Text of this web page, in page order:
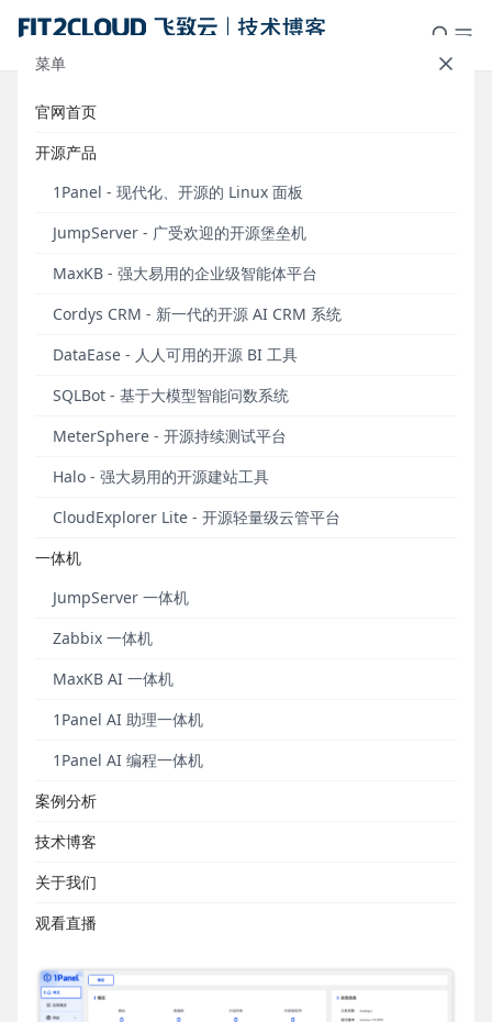
菜单
官网首页
开源产品
1Panel - 现代化、开源的 Linux 面板
JumpServer - 广受欢迎的开源堡垒机
MaxKB - 强大易用的企业级智能体平台
Cordys CRM - 新一代的开源 AI CRM 系统
DataEase - 人人可用的开源 BI 工具
SQLBot - 基于大模型智能问数系统
MeterSphere - 开源持续测试平台
Halo - 强大易用的开源建站工具
CloudExplorer Lite - 开源轻量级云管平台
一体机
JumpServer 一体机
Zabbix 一体机
MaxKB AI 一体机
1Panel AI 助理一体机
1Panel AI 编程一体机
案例分析
技术博客
关于我们
观看直播
操作教程｜通过1Panel开源Linux面
板快速安装DataEase
在线安装是通过在服务器命令行执行Linux命令来进行
的。但是在实际的安装部署过程中，很多数据分析师
行操作方式，在安装DataEase的过程中遇到一些障
碍。
针对这种情况，用户可以选择通过1Panel开源Linux服
DataEase和1Panel都是FIT2CLOUD飞致云旗下的开
源项目，1Panel可以为DataEase的安装提供良好的支
装流程，让用户能够快速安装并使用DataEase。
安装步骤
1. 安装1Panel
关于1Panel的安装部署与基础功能介绍，请参考
1Panel官方文档
ation/）。
在完成1Panel的安装部署，并对1Panel的基础功能有
了一定了解后，将安装完成界面显示的入口网址复制
面，则表示1Panel已经安装成功。